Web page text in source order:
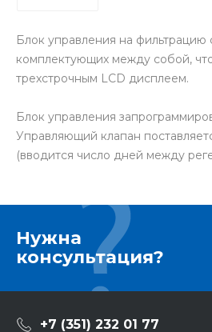
Блок управления на
комплектующих между собой,
трехстрочным LCD дисплеем.
Блок управления
Управляющий клапан
(вводится число дней между
Нужна
консультация?
+7 (351) 232 01 77